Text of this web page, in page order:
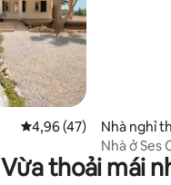
Xếp hạng trung bình
4,96 (47)
Nhà nghỉ
vetes)
Nhà ở Ses
Vừa thoải mái